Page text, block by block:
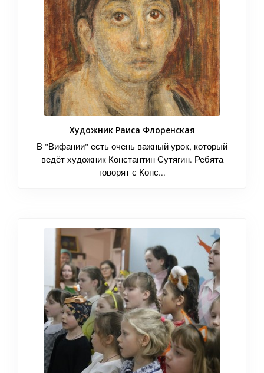
Художник Раиса Флоренская
В "Вифании" есть очень важный урок, который
ведёт художник Константин Сутягин. Ребята
говорят с Конс...